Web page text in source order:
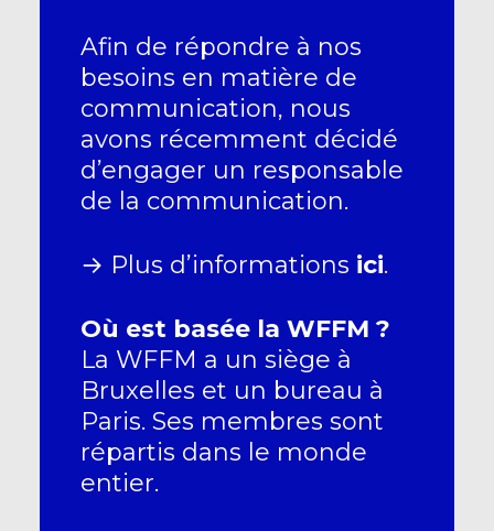
Afin de répondre à nos
besoins en matière de
communication, nous
avons récemment décidé
d’engager un responsable
de la communication.
→ Plus d’informations ici.
Où est basée la WFFM ?
La WFFM a un siège à
Bruxelles et un bureau à
Paris. Ses membres sont
répartis dans le monde
entier.